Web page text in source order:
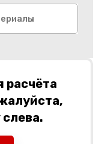
расчёта